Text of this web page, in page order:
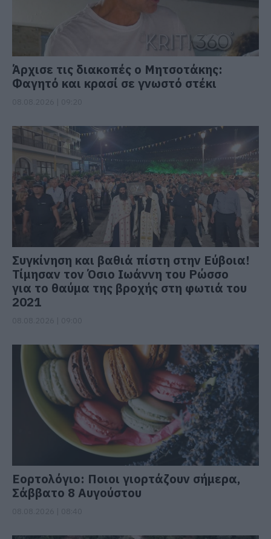
Άρχισε τις διακοπές ο Μητσοτάκης:
Φαγητό και κρασί σε γνωστό στέκι
Συγκίνηση και βαθιά πίστη στην Εύβοια!
Τίμησαν τον Όσιο Ιωάννη του Ρώσσο
για το θαύμα της βροχής στη φωτιά του
2021
Εορτολόγιο: Ποιοι γιορτάζουν σήμερα,
Σάββατο 8 Αυγούστου